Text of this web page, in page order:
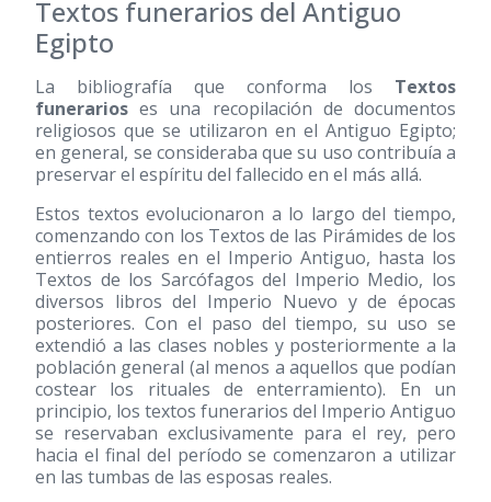
Textos funerarios del Antiguo
Egipto
La bibliografía que conforma los Textos
funerarios es una recopilación de documentos
religiosos que se utilizaron en el Antiguo Egipto;
en general, se consideraba que su uso contribuía a
preservar el espíritu del fallecido en el más allá.
Estos textos evolucionaron a lo largo del tiempo,
comenzando con los Textos de las Pirámides de los
entierros reales en el Imperio Antiguo, hasta los
Textos de los Sarcófagos del Imperio Medio, los
diversos libros del Imperio Nuevo y de épocas
posteriores. Con el paso del tiempo, su uso se
extendió a las clases nobles y posteriormente a la
población general (al menos a aquellos que podían
costear los rituales de enterramiento). En un
principio, los textos funerarios del Imperio Antiguo
se reservaban exclusivamente para el rey, pero
hacia el final del período se comenzaron a utilizar
en las tumbas de las esposas reales.